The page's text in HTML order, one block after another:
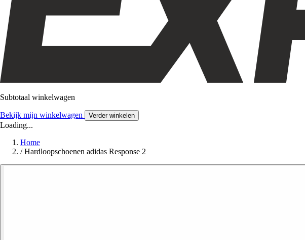
Subtotaal winkelwagen
Bekijk mijn winkelwagen Verder winkelen
Loading...
Home
/ Hardloopschoenen adidas Response 2